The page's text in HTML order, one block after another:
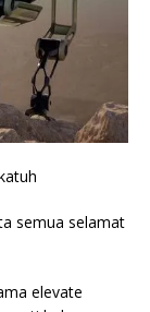
semua selamat
elevate